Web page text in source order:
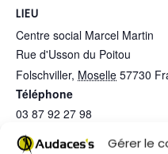
Gérer le
LIEU
Centre social Marcel Martin
Rue d'Usson du Poitou
Folschviller, Moselle 57730
Téléphone
03 87 92 27 98
Voir Lieu site web